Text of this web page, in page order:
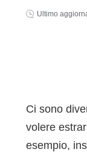
Ultimo
Ci sono
volere
esempio,